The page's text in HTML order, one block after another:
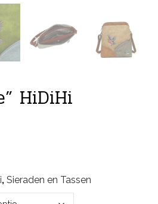
HiDiHi
, Sieraden en Tassen